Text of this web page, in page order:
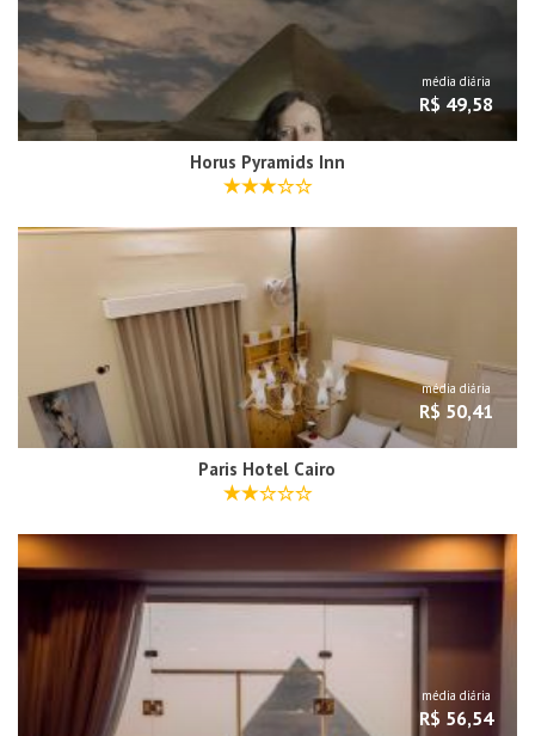
média diária
R$ 49,58
Horus Pyramids Inn
média diária
R$ 50,41
Paris Hotel Cairo
média diária
R$ 56,54